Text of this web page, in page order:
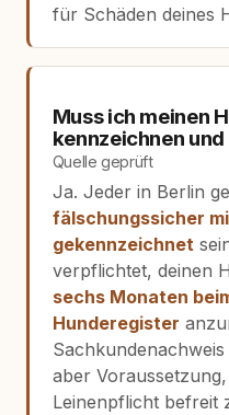
für Schäden deines
Muss ich meinen
kennzeichnen
Quelle geprüft
Ja. Jeder in Berlin
fälschungssicher
gekennzeichnet
verpflichtet, deinen
sechs Monaten
Hunderegister
aber
Leinenpflicht befreit